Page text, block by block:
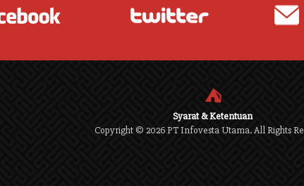
⛺
Syarat & Ketentuan
Copyright © 2026PT Infovesta Utama. All Rights